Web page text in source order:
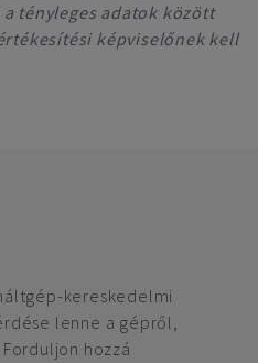
tényleges adatok között
képviselőnek kell
kereskedelmi
lenne a gépről,
hozzá